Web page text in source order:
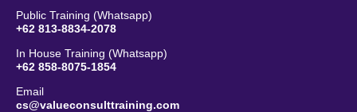
Public Training (Whatsapp)
+62 813-8834-2078
In House Training (Whatsapp)
+62 858-8075-1854
Email
cs@valueconsulttraining.com